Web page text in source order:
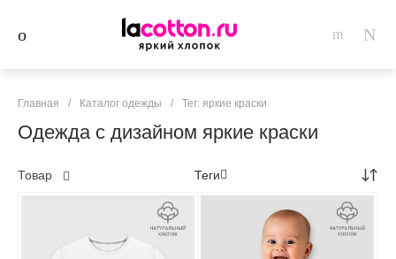
Главная / Каталог одежды / Тег: яркие краски
Одежда с дизайном яркие краски
Товар Теги